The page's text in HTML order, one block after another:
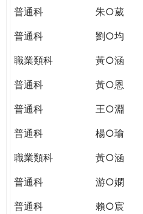
WAGOR
TODAY
THE
WORLD
PUTTING
YOU
ON
THE
普通科
朱○葳
普通科
劉○均
職業類科
黃○涵
普通科
黃○恩
普通科
王○淵
普通科
楊○瑜
職業類科
黃○涵
普通科
游○嫻
普通科
賴○宸